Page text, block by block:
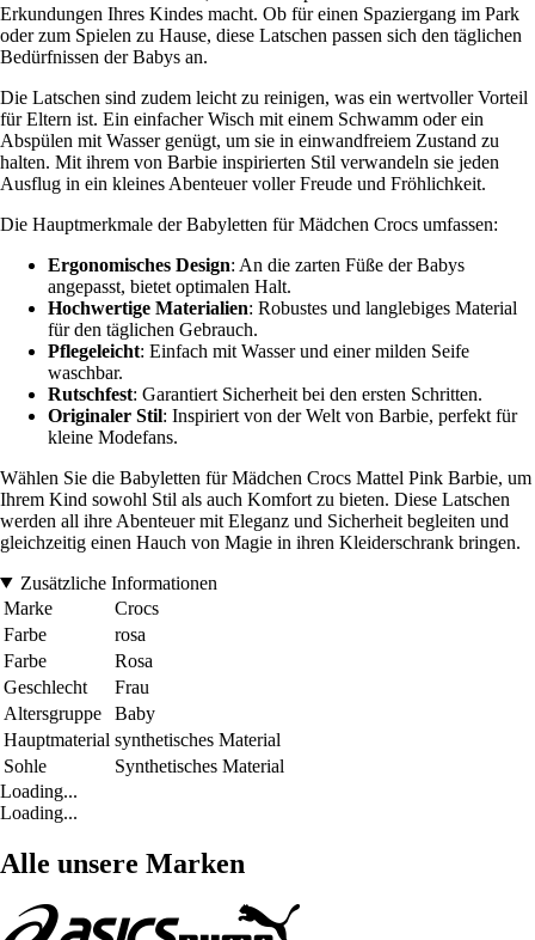
Erkundungen Ihres Kindes macht. Ob für einen Spaziergang im Park
oder zum Spielen zu Hause, diese Latschen passen sich den täglichen
Bedürfnissen der Babys an.
Die Latschen sind zudem leicht zu reinigen, was ein wertvoller Vorteil
für Eltern ist. Ein einfacher Wisch mit einem Schwamm oder ein
Abspülen mit Wasser genügt, um sie in einwandfreiem Zustand zu
halten. Mit ihrem von Barbie inspirierten Stil verwandeln sie jeden
Ausflug in ein kleines Abenteuer voller Freude und Fröhlichkeit.
Die Hauptmerkmale der Babyletten für Mädchen Crocs umfassen:
Ergonomisches Design: An die zarten Füße der Babys
angepasst, bietet optimalen Halt.
Hochwertige Materialien: Robustes und langlebiges Material
für den täglichen Gebrauch.
Pflegeleicht: Einfach mit Wasser und einer milden Seife
waschbar.
Rutschfest: Garantiert Sicherheit bei den ersten Schritten.
Originaler Stil: Inspiriert von der Welt von Barbie, perfekt für
kleine Modefans.
Wählen Sie die Babyletten für Mädchen Crocs Mattel Pink Barbie, um
Ihrem Kind sowohl Stil als auch Komfort zu bieten. Diese Latschen
werden all ihre Abenteuer mit Eleganz und Sicherheit begleiten und
gleichzeitig einen Hauch von Magie in ihren Kleiderschrank bringen.
Zusätzliche Informationen
Marke
Crocs
Farbe
rosa
Farbe
Rosa
Geschlecht
Frau
Altersgruppe
Baby
Hauptmaterial synthetisches Material
Sohle
Synthetisches Material
Loading...
Loading...
Alle unsere Marken